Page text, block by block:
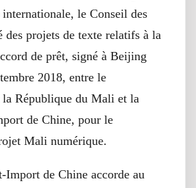
le Conseil des
des projets de texte relatifs à la
de prêt, signé à Beijing
2018, entre le
la République du Mali et la
de Chine, pour le
Mali numérique.
Import de Chine accorde au